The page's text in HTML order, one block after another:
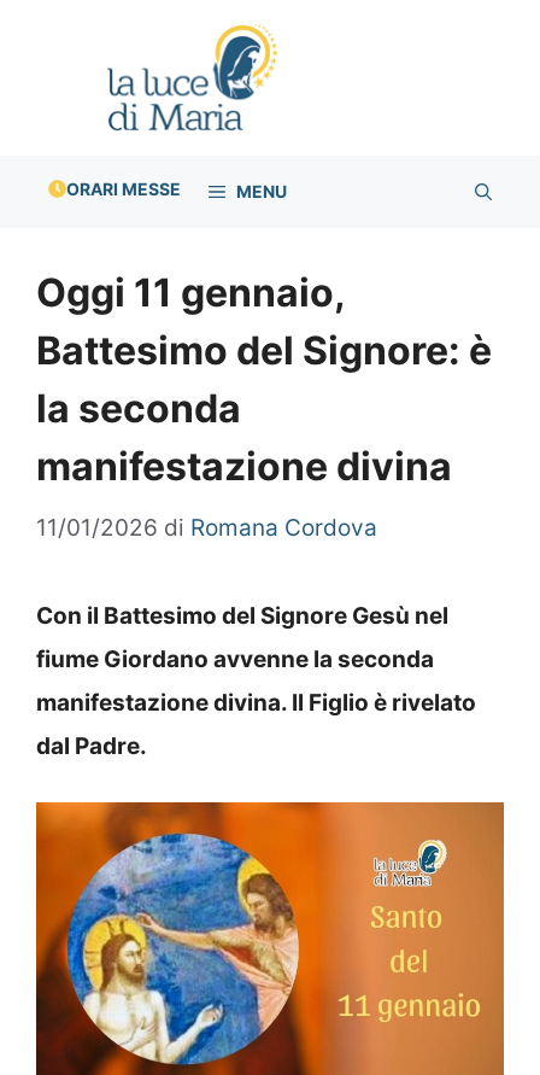
ORARI MESSE MENU
Oggi 11 gennaio,
Battesimo del Signore: è
la seconda
manifestazione divina
11/01/2026 di Romana Cordova
Con il Battesimo del Signore Gesù nel
fiume Giordano avvenne la seconda
manifestazione divina. Il Figlio è rivelato
dal Padre.